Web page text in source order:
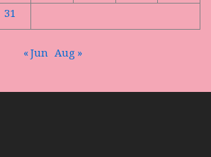
31
« Jun Aug »